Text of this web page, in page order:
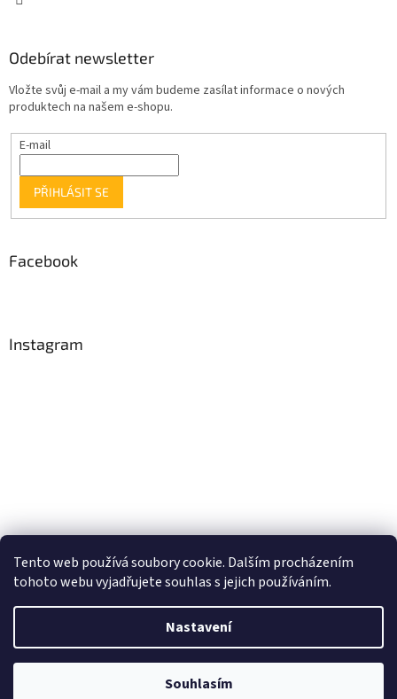
Tento web používá soubory cookie. Dalším procházením
tohoto webu vyjadřujete souhlas s jejich používáním.
Nastavení
Souhlasím
Odebírat newsletter
Vložte svůj e-mail a my vám budeme zasílat informace o nových
produktech na našem e-shopu.
E-mail
PŘIHLÁSIT SE
Facebook
Instagram
Sledovat na Instagramu
Vytvořil Shoptet
Postelshop.cz. Všechna práva vyhrazena.